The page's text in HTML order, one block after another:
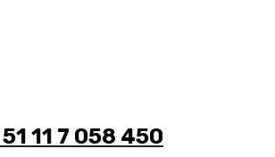
11 7 058 450